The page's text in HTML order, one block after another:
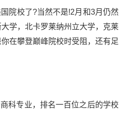
院校了?当然不是!2月和3月仍然
学，北卡罗莱纳州立大学，克莱
在攀登巅峰院校时受阻，还有足
科专业，排名一百位之后的学校